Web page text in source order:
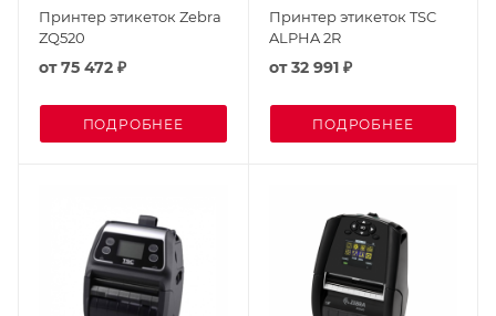
Принтер этикеток Zebra
ZQ520
от75 472 ₽
ПОДРОБНЕЕ
Принтер этикеток TSC
ALPHA 2R
от32 991 ₽
ПОДРОБНЕЕ